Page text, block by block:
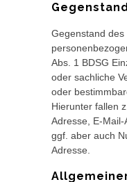
Gegenstand des
Abs. 1 BDSG
oder sachliche
oder
Hierunter fallen
Adresse, E-Mail-
ggf. aber auch
Adresse.